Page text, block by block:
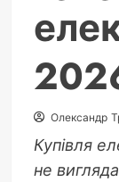
Олександр
Купівля
не